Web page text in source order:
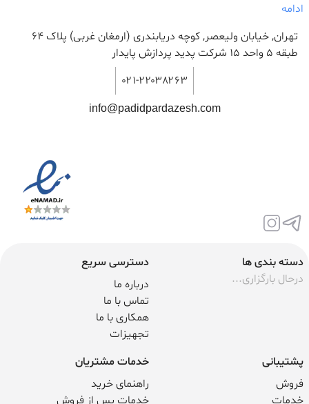
ادامه
تهران, خیابان ولیعصر, کوچه دریابندری (ارمغان غربی) پلاک 64
طبقه ۵ واحد ۱۵ شرکت پدید پردازش پایدار
۰۲۱-۲۲۰۳۸۲۶۳
info@padidpardazesh.com
دسته بندی ها
درحال بارگزاری...
دسترسی سریع
درباره ما
تماس با ما
همکاری با ما
تجهیزات
پشتیبانی
فروش
خدمات
خدمات مشتریان
راهنمای خرید
خدمات پس از فروش